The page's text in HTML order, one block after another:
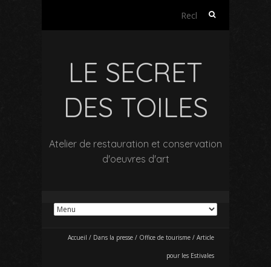
Rechercher :
LE SECRET
DES TOILES
Atelier de restauration et conservation
d'oeuvres d'art
Accueil / Dans la presse / Office de tourisme / Article
pour les Estivales